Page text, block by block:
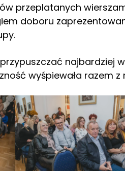
przeplatanych
doboru
najbardziej
wyśpiewała razem z